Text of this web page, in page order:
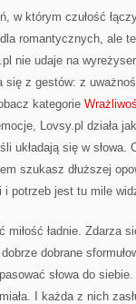
w którym czułość
romantycznych, ale
nie udaje na
się z gestów: z
kategorie
Lovsy.pl działa
układają się w słowa.
szukasz dłuższej
i potrzeb jest tu mile
miłość ładnie. Zdarza
dobrane
słowa do
I każda z nich